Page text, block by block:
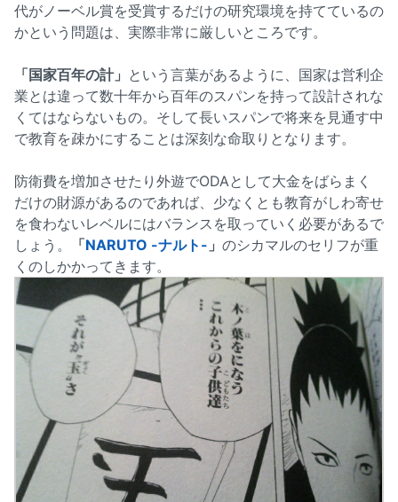
代がノーベル賞を受賞するだけの研究環境を持てているの
かという問題は、実際非常に厳しいところです。
「国家百年の計」 という言葉があるように、国家は営利企
業とは違って数十年から百年のスパンを持って設計されな
くてはならないもの。そして長いスパンで将来を見通す中
で教育を疎かにすることは深刻な命取りとなります。
防衛費を増加させたり外遊でODAとして大金をばらまく
だけの財源があるのであれば、少なくとも教育がしわ寄せ
を食わないレベルにはバランスを取っていく必要があるで
しょう。
「NARUTO -ナルト- 」 のシカマルのセリフが重
くのしかかってきます。